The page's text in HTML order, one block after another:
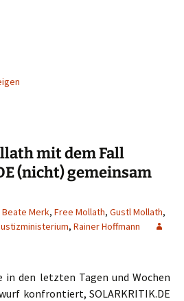
mit dem Fall
(nicht) gemeinsam
Beate Merk, Free Mollath, Gustl Mollath,
, Rainer Hoffmann
in den letzten Tagen und Wochen
konfrontiert, SOLARKRITIK.DE